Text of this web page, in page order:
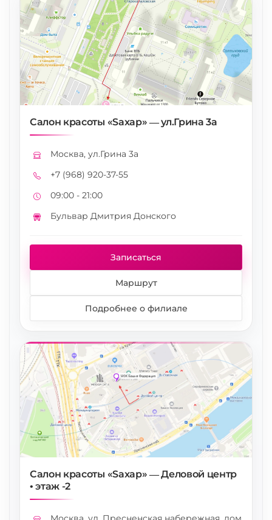
Салон красоты «Saxap» — ул.Грина 3а
Адрес
Москва, ул.Грина 3а
Телефон
+7 (968) 920-37-55
Режим работы
09:00 - 21:00
Метро
Бульвар Дмитрия Донского
Записаться
Маршрут
Подробнее о филиале
Салон красоты «Saxap» — Деловой центр
• этаж -2